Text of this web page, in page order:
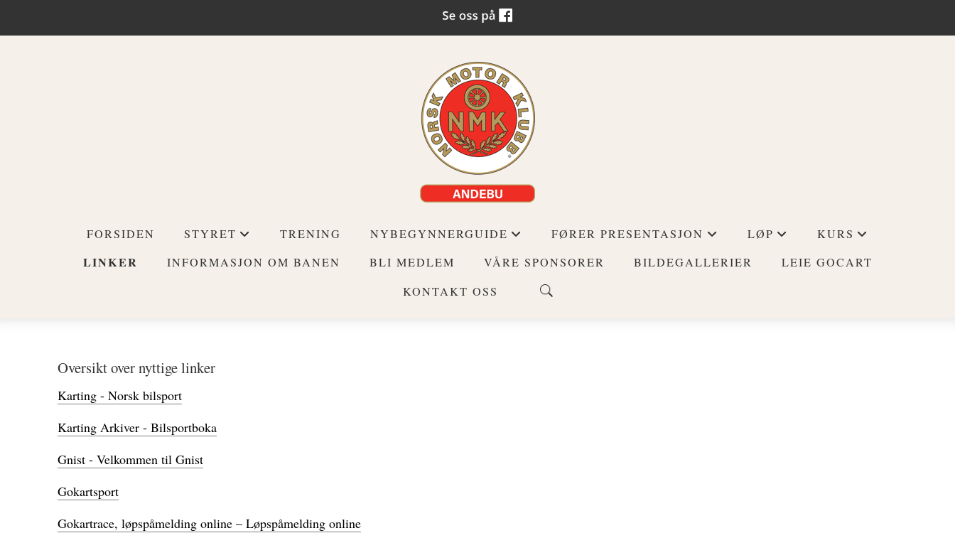
FORSIDEN STYRET TRENING NYBEGYNNERGUIDE FØRER PRESENTASJON LØP KURS
LINKER INFORMASJON OM BANEN BLI MEDLEM VÅRE SPONSORER BILDEGALLERIER
LEIE GOCART
KONTAKT OSS
Oversikt over nyttige linker
Karting - Norsk bilsport
Karting Arkiver - Bilsportboka
Gnist - Velkommen til Gnist
Gokartsport
Gokartrace, løpspåmelding online – Løpspåmelding online